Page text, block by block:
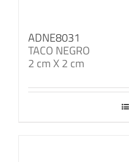
ADNE8031
TACO NEGRO
2 cm X 2 cm